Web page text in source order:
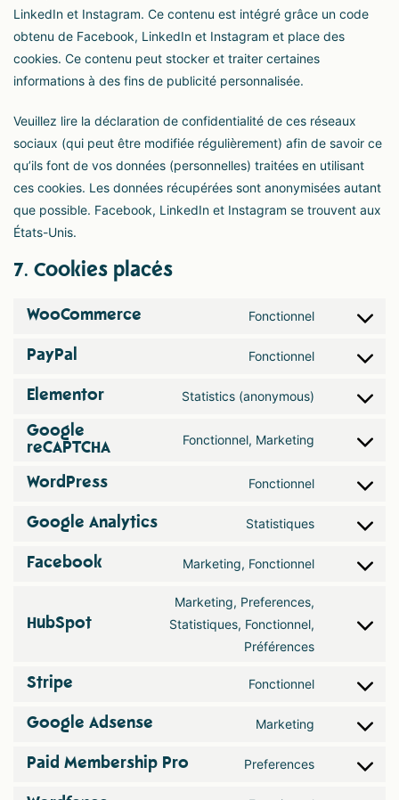
LinkedIn et Instagram. Ce contenu est intégré grâce un code
obtenu de Facebook, LinkedIn et Instagram et place des
cookies. Ce contenu peut stocker et traiter certaines
informations à des fins de publicité personnalisée.
Veuillez lire la déclaration de confidentialité de ces réseaux
sociaux (qui peut être modifiée régulièrement) afin de savoir ce
qu’ils font de vos données (personnelles) traitées en utilisant
ces cookies. Les données récupérées sont anonymisées autant
que possible. Facebook, LinkedIn et Instagram se trouvent aux
États-Unis.
7. Cookies placés
WooCommerce Fonctionnel
PayPal Fonctionnel
Elementor Statistics (anonymous)
Google
reCAPTCHA
Fonctionnel, Marketing
WordPress Fonctionnel
Google Analytics Statistiques
Facebook Marketing, Fonctionnel
HubSpot
Marketing, Preferences,
Statistiques, Fonctionnel,
Préférences
Stripe Fonctionnel
Google Adsense Marketing
Paid Membership Pro Preferences